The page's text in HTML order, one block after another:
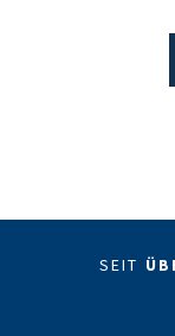
Sanierung
SEIT